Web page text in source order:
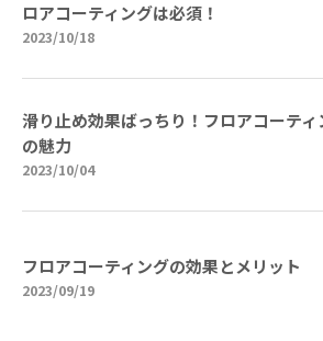
ロアコーティングは必須！
2023/10/18
滑り止め効果ばっちり！フロアコーティ
の魅力
2023/10/04
フロアコーティングの効果とメリット
2023/09/19